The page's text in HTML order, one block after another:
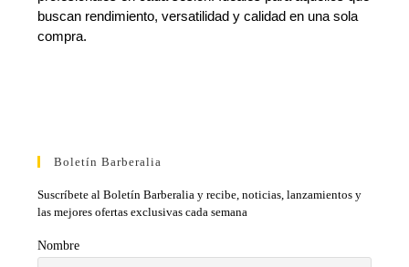
Boletín Barberalia
Suscríbete al Boletín Barberalia y recibe, noticias, lanzamientos y
las mejores ofertas exclusivas cada semana
Nombre
buscan rendimiento, versatilidad y calidad en una sola
compra.